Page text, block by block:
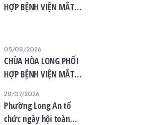
HỢP BỆNH VIỆN MẮT
NGƯỜI DÂN
05/08/2026
CHÙA HÒA LONG PHỐI
HỢP BỆNH VIỆN MẮT
MẮT MIỄN PHÍ CHO 120
NGƯỜI DÂN
28/07/2026
Phường Long An tổ
chức ngày hội toàn